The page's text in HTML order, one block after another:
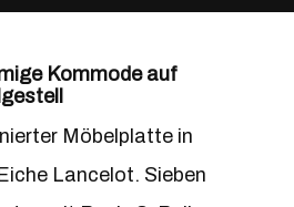
Kommode auf
Möbelplatte in
Lancelot. Sieben